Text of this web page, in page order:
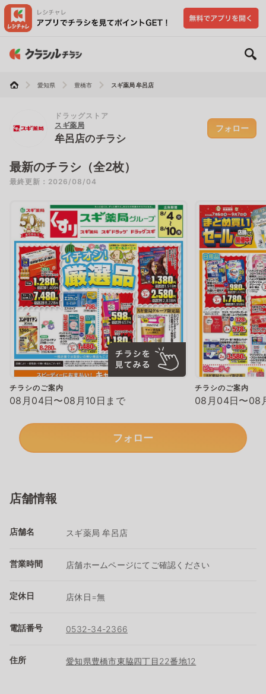
愛知県 豊橋市 スギ薬局 牟呂店
ドラッグストア
スギ薬局
牟呂店のチラシ
フォロー
最新のチラシ（全2枚）
最終更新：2026/08/04
チラシのご案内
08月04日〜08月10日まで
チラシのご案内
08月04日〜08
フォロー
店舗情報
店舗名 スギ薬局 牟呂店
営業時間 店舗ホームページにてご確認ください
定休日 店休日=無
電話番号 0532-34-2366
住所 愛知県豊橋市東脇四丁目22番地12